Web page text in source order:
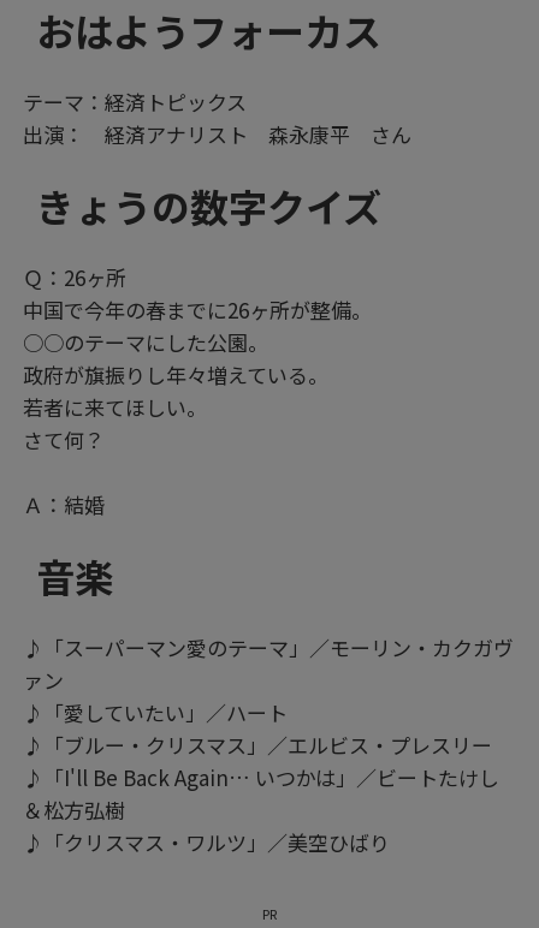
おはようフォーカス
テーマ：経済トピックス
出演： 経済アナリスト 森永康平 さん
きょうの数字クイズ
Ｑ：26ヶ所
中国で今年の春までに26ヶ所が整備。
○○のテーマにした公園。
政府が旗振りし年々増えている。
若者に来てほしい。
さて何？
Ａ：結婚
音楽
♪「スーパーマン愛のテーマ」／モーリン・カクガヴ
ァン
♪「愛していたい」／ハート
♪「ブルー・クリスマス」／エルビス・プレスリー
♪「I'll Be Back Again… いつかは」／ビートたけし
＆松方弘樹
♪「クリスマス・ワルツ」／美空ひばり
PR